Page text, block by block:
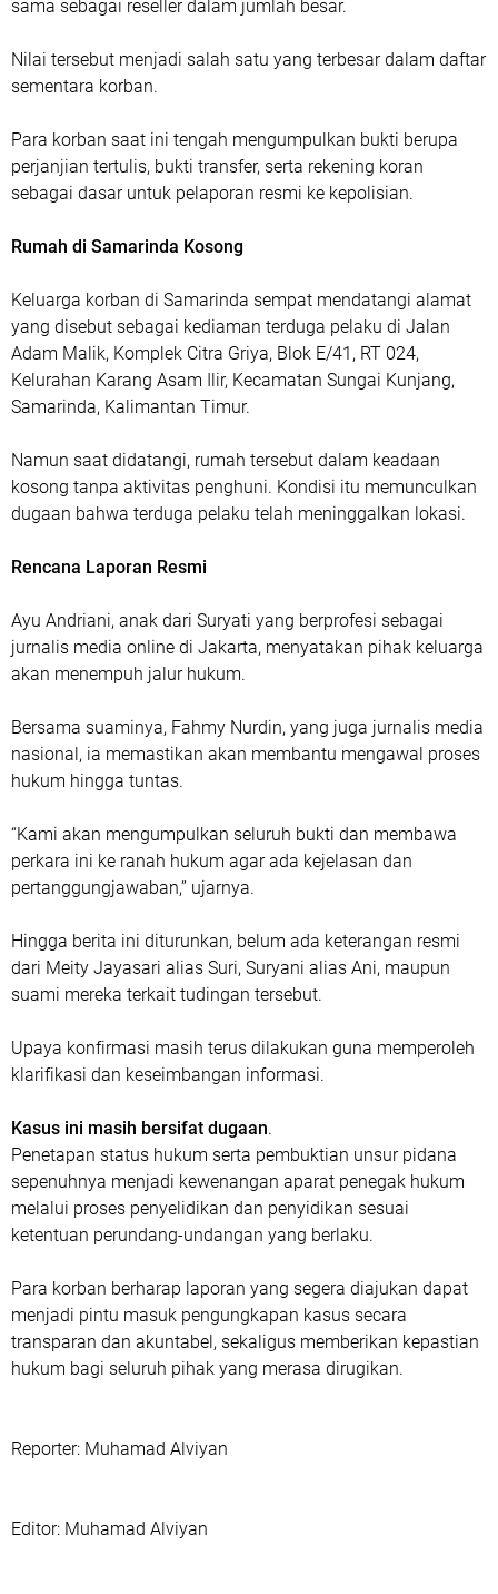
sama sebagai reseller dalam jumlah besar.
Nilai tersebut menjadi salah satu yang terbesar dalam daftar
sementara korban.
Para korban saat ini tengah mengumpulkan bukti berupa
perjanjian tertulis, bukti transfer, serta rekening koran
sebagai dasar untuk pelaporan resmi ke kepolisian.
Rumah di Samarinda Kosong
Keluarga korban di Samarinda sempat mendatangi alamat
yang disebut sebagai kediaman terduga pelaku di Jalan
Adam Malik, Komplek Citra Griya, Blok E/41, RT 024,
Kelurahan Karang Asam Ilir, Kecamatan Sungai Kunjang,
Samarinda, Kalimantan Timur.
Namun saat didatangi, rumah tersebut dalam keadaan
kosong tanpa aktivitas penghuni. Kondisi itu memunculkan
dugaan bahwa terduga pelaku telah meninggalkan lokasi.
Rencana Laporan Resmi
Ayu Andriani, anak dari Suryati yang berprofesi sebagai
jurnalis media online di Jakarta, menyatakan pihak keluarga
akan menempuh jalur hukum.
Bersama suaminya, Fahmy Nurdin, yang juga jurnalis media
nasional, ia memastikan akan membantu mengawal proses
hukum hingga tuntas.
“Kami akan mengumpulkan seluruh bukti dan membawa
perkara ini ke ranah hukum agar ada kejelasan dan
pertanggungjawaban,” ujarnya.
Hingga berita ini diturunkan, belum ada keterangan resmi
dari Meity Jayasari alias Suri, Suryani alias Ani, maupun
suami mereka terkait tudingan tersebut.
Upaya konfirmasi masih terus dilakukan guna memperoleh
klarifikasi dan keseimbangan informasi.
Kasus ini masih bersifat dugaan.
Penetapan status hukum serta pembuktian unsur pidana
sepenuhnya menjadi kewenangan aparat penegak hukum
melalui proses penyelidikan dan penyidikan sesuai
ketentuan perundang-undangan yang berlaku.
Para korban berharap laporan yang segera diajukan dapat
menjadi pintu masuk pengungkapan kasus secara
transparan dan akuntabel, sekaligus memberikan kepastian
hukum bagi seluruh pihak yang merasa dirugikan.
‎Reporter: Muhamad Alviyan
‎Editor: Muhamad Alviyan